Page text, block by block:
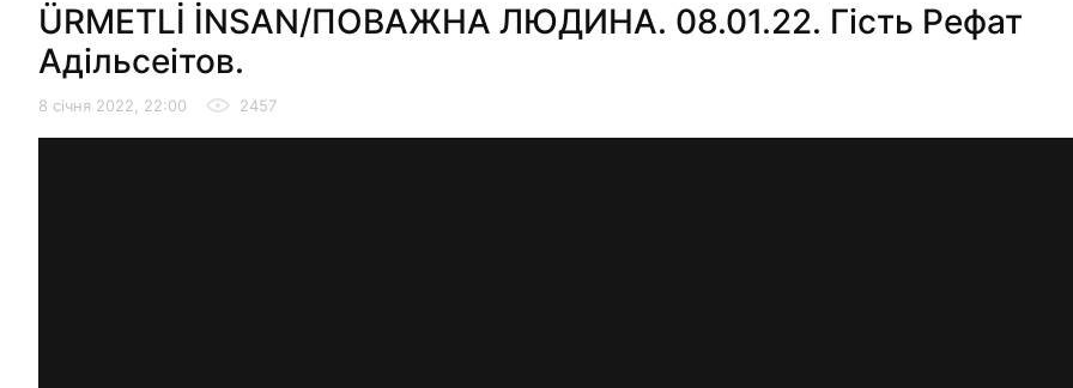
ÜRMETLİ İNSAN/ПОВАЖНА ЛЮДИНА. 08.01.22. Гість Рефат
Адільсеітов.
8 січня 2022, 22:00 2457